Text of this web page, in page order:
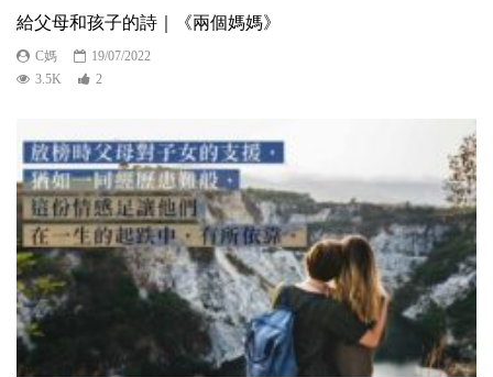
給父母和孩子的詩｜《兩個媽媽》
C媽
19/07/2022
3.5K
2